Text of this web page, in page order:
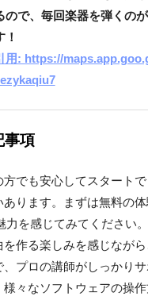
ので、毎回楽器を弾くの
！
用: https://
事項
方でも安心してスタート
あります。まずは無料の
力を感じてみてください
を作る楽しみを感じなが
、プロの講師がしっかりサ
様々なソフトウェアの操